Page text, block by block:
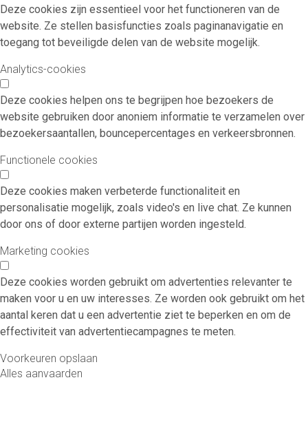
Deze cookies zijn essentieel voor het functioneren van de
website. Ze stellen basisfuncties zoals paginanavigatie en
toegang tot beveiligde delen van de website mogelijk.
Analytics-cookies
Deze cookies helpen ons te begrijpen hoe bezoekers de
website gebruiken door anoniem informatie te verzamelen over
bezoekersaantallen, bouncepercentages en verkeersbronnen.
Functionele cookies
Deze cookies maken verbeterde functionaliteit en
personalisatie mogelijk, zoals video's en live chat. Ze kunnen
door ons of door externe partijen worden ingesteld.
Marketing cookies
Deze cookies worden gebruikt om advertenties relevanter te
maken voor u en uw interesses. Ze worden ook gebruikt om het
aantal keren dat u een advertentie ziet te beperken en om de
effectiviteit van advertentiecampagnes te meten.
Voorkeuren opslaan
Alles aanvaarden